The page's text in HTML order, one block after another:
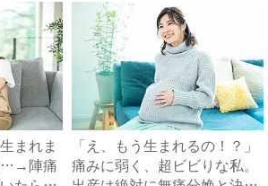
まれま
…→陣痛
「え、もう生まれるの！？」
痛みに弱く、超ビビりな私。